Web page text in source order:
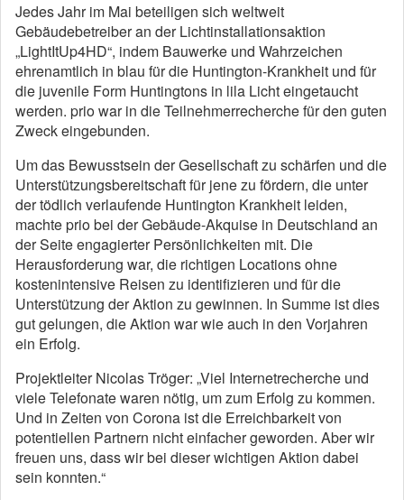
Jedes Jahr im Mai beteiligen sich weltweit
Gebäudebetreiber an der Lichtinstallationsaktion
„LightItUp4HD“, indem Bauwerke und Wahrzeichen
ehrenamtlich in blau für die Huntington-Krankheit und für
die juvenile Form Huntingtons in lila Licht eingetaucht
werden. prio war in die Teilnehmerrecherche für den guten
Zweck eingebunden.
Um das Bewusstsein der Gesellschaft zu schärfen und die
Unterstützungsbereitschaft für jene zu fördern, die unter
der tödlich verlaufende Huntington Krankheit leiden,
machte prio bei der Gebäude-Akquise in Deutschland an
der Seite engagierter Persönlichkeiten mit. Die
Herausforderung war, die richtigen Locations ohne
kostenintensive Reisen zu identifizieren und für die
Unterstützung der Aktion zu gewinnen. In Summe ist dies
gut gelungen, die Aktion war wie auch in den Vorjahren
ein Erfolg.
Projektleiter Nicolas Tröger: „Viel Internetrecherche und
viele Telefonate waren nötig, um zum Erfolg zu kommen.
Und in Zeiten von Corona ist die Erreichbarkeit von
potentiellen Partnern nicht einfacher geworden. Aber wir
freuen uns, dass wir bei dieser wichtigen Aktion dabei
sein konnten.“